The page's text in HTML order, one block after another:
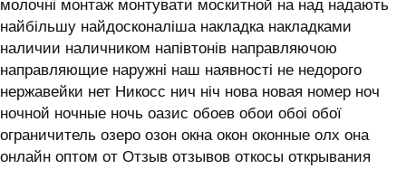
молочні монтаж монтувати москитной на над надають
найбільшу найдосконаліша накладка накладками
наличии наличником напівтонів направляючою
направляющие наружні наш наявності не недорого
нержавейки нет Никосс нич ніч нова новая номер ноч
ночной ночные ночь оазис обоев обои обоі обої
ограничитель озеро озон окна окон оконные олх она
онлайн оптом от Отзыв отзывов откосы открывания